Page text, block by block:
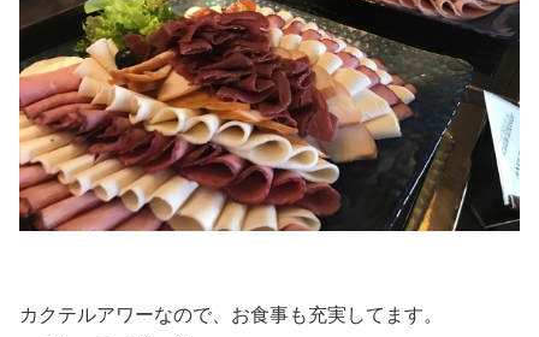
カクテルアワーなので、お食事も充実してます。